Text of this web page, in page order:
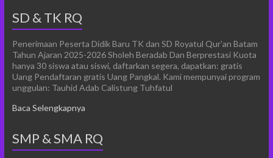
SD & TK RQ
Penerimaan Peserta Didik Baru TK dan SD Royatul Qur’an Batam
Tahun Ajaran 2025-2026 Sholeh Beradab Dan Berprestasi Kuota
hanya 30 siswa atau siswi, daftarkan segera, dapatkan: gratis
Uang Pendaftaran gratis Uang Pangkal. Kami mempunyai program
unggulan: Tauhid Adab Calistung Tuhfatul
Baca Selengkapnya
SMP & SMA RQ